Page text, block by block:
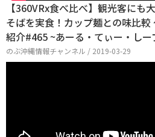
【360VRx食べ比べ】観光客にも
そばを実食！カップ麺との味比
紹介#465 ~あーる・てぃー・しー
のぶ沖縄情報チャンネル / 2019-03-29